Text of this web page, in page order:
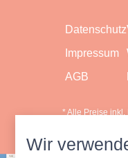
Datenschutz
Impressum
AGB
* Alle Preise inkl.
Wir